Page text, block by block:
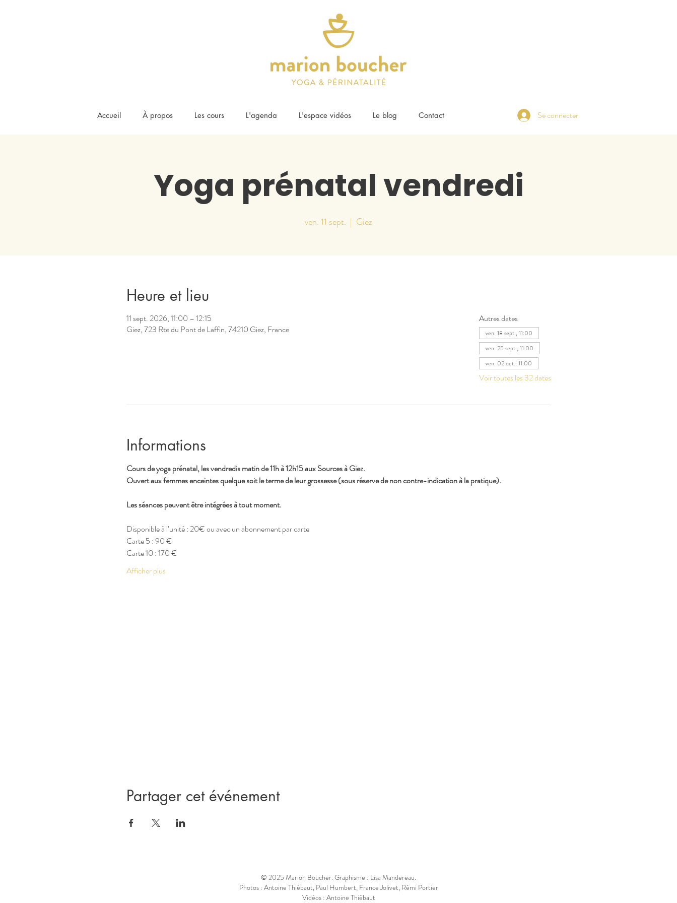
Accueil À propos Les cours L'agenda L'espace vidéos Le blog Contact Se connecter
Yoga prénatal vendredi
ven. 11 sept.
  |
Giez
Heure et lieu
11 sept. 2026, 11:00 – 12:15
Giez, 723 Rte du Pont de Laffin, 74210 Giez, France
Autres dates
ven. 18 sept., 11:00
ven. 25 sept., 11:00
ven. 02 oct., 11:00
Voir toutes les 32 dates
Informations
Cours de yoga prénatal, les vendredis matin de 11h à 12h15 aux Sources à Giez.
Ouvert aux femmes enceintes quelque soit le terme de leur grossesse (sous réserve de non contre-indication à la pratique).
Les séances peuvent être intégrées à tout moment.
Disponible à l’unité : 20€ ou avec un abonnement par carte
Carte 5 : 90 €
Carte 10 : 170 €
Afficher plus
Partager cet événement
© 2025 Marion Boucher. Graphisme : Lisa Mandereau.
Photos : Antoine Thiébaut, Paul Humbert, France Jolivet, Rémi Portier
Vidéos : Antoine Thiébaut